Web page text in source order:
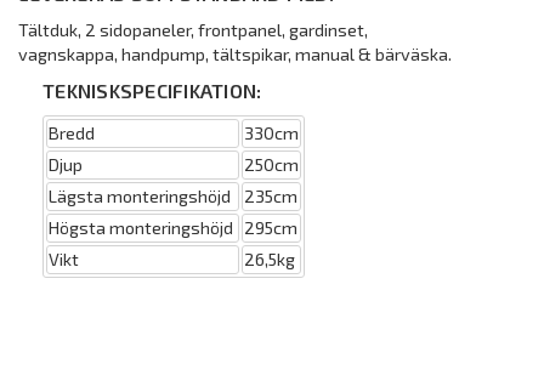
Tältduk, 2 sidopaneler, frontpanel, gardinset,
vagnskappa, handpump, tältspikar, manual & bärväska.
TEKNISKSPECIFIKATION:
Bredd
330cm
Djup
250cm
Lägsta monteringshöjd
235cm
Högsta monteringshöjd
295cm
Vikt
26,5kg